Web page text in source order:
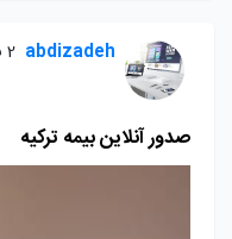
abdizadeh 2 سال پیش
صدور آنلاین بیمه ترکیه